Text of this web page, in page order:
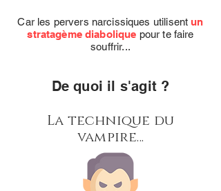
Car les pervers narcissiques utilisent un
stratagème diabolique pour te faire
souffrir...
De quoi il s'agit ?
La technique du
vampire...